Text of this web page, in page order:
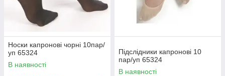
Носки капронові чорні 10пар/
уп 65324
В наявності
Підслідники капронові 10
пар/уп 65324
В наявності